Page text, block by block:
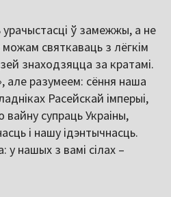
ў замежжы, а не
святкаваць з лёгкім
знаходзяцца за кратамі.
але разумеем: сёння наша
Расейскай імперыі,
супраць Украіны,
і нашу ідэнтычнасць.
нашых з вамі сілах –